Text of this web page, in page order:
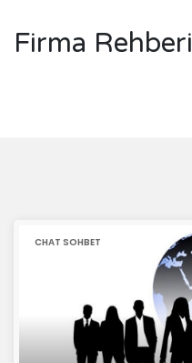
Firma Rehberi
CHAT SOHBET